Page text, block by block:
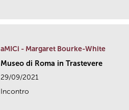
aMICi - Margaret Bourke-White
Museo di Roma in Trastevere
29/09/2021
Incontro